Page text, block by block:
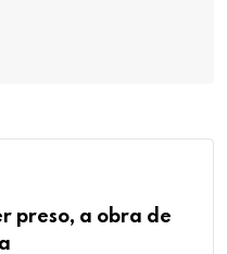
preso, a obra de